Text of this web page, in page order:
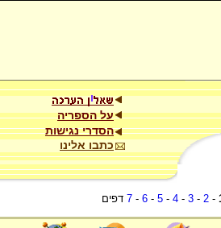
על הספריה
הסדרי נגישות
כתבו אלינו
-
2
-
3
-
4
-
5
-
6
-
7 דפים